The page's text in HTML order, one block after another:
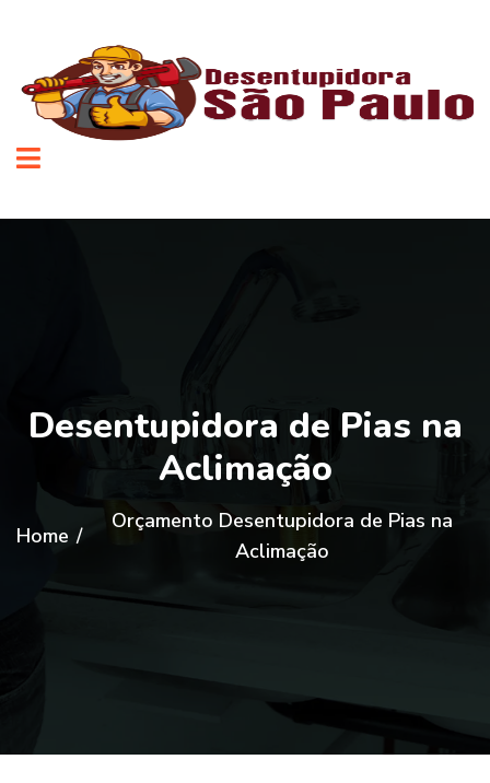
Desentupidora de Pias na
Aclimação
Home /
Orçamento Desentupidora de Pias na
Aclimação